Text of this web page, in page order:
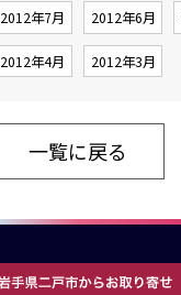
2012年7月 2012年6月
2012年4月 2012年3月
一覧に戻る